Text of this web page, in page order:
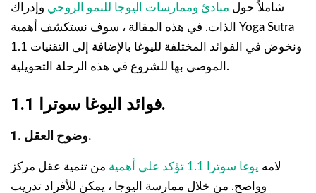
شاملاً حول مبادئ وممارسات اليوجا للنمو الروحي وإدراك
الذات. في هذه المقالة ، سوف نستكشف أهمية Yoga Sutra
1.1 ونخوض في الفوائد المختلفة لليوغا بالإضافة إلى التقنيات
الموصى بها للشروع في هذه الرحلة التحويلية.
فوائد اليوغا سوترا 1.1.
1. وضوح العقل.
لامه يوغا سوترا 1.1 تؤكد على أهمية
من تنمية عقل مركز
وواضح. من خلال ممارسة اليوجا ، يمكن للأفراد تدريب